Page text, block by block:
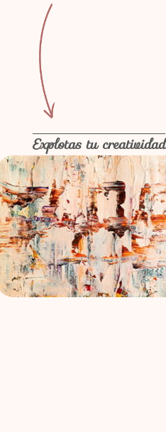
Explotas tu creatividad